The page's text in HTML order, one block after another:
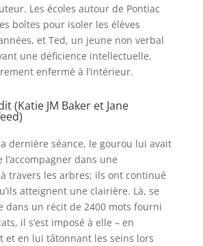
Les écoles autour de Pontiac
boîtes pour isoler les élèves
et Ted, un jeune non verbal
une déficience intellectuelle,
enfermé à l’intérieur.
(Katie JM Baker et Jane
dernière séance, le gourou lui avait
l’accompagner dans une
travers les arbres; ils ont continué
atteignent une clairière. Là, se
dans un récit de 2400 mots fourni
il s’est imposé à elle – en
et en lui tâtonnant les seins lors